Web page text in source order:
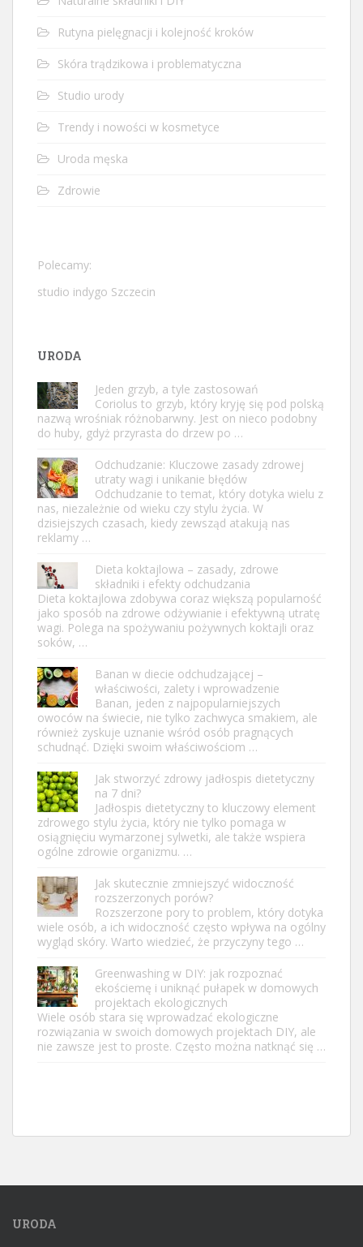
Rutyna pielęgnacji i kolejność kroków
Skóra trądzikowa i problematyczna
Studio urody
Trendy i nowości w kosmetyce
Uroda męska
Zdrowie
Polecamy:
studio indygo Szczecin
URODA
Jeden grzyb, a tyle zastosowań
Coriolus to grzyb, który kryję się pod polską
nazwą wrośniak różnobarwny. Jest on nieco podobny
do huby, gdyż przyrasta do drzew po …
Odchudzanie: Kluczowe zasady zdrowej
utraty wagi i unikanie błędów
Odchudzanie to temat, który dotyka wielu z
nas, niezależnie od wieku czy stylu życia. W
dzisiejszych czasach, kiedy zewsząd atakują nas
reklamy …
Dieta koktajlowa – zasady, zdrowe
składniki i efekty odchudzania
Dieta koktajlowa zdobywa coraz większą popularność
jako sposób na zdrowe odżywianie i efektywną utratę
wagi. Polega na spożywaniu pożywnych koktajli oraz
soków, …
Banan w diecie odchudzającej –
właściwości, zalety i wprowadzenie
Banan, jeden z najpopularniejszych
owoców na świecie, nie tylko zachwyca smakiem, ale
również zyskuje uznanie wśród osób pragnących
schudnąć. Dzięki swoim właściwościom …
Jak stworzyć zdrowy jadłospis dietetyczny
na 7 dni?
Jadłospis dietetyczny to kluczowy element
zdrowego stylu życia, który nie tylko pomaga w
osiągnięciu wymarzonej sylwetki, ale także wspiera
ogólne zdrowie organizmu. …
Jak skutecznie zmniejszyć widoczność
rozszerzonych porów?
Rozszerzone pory to problem, który dotyka
wiele osób, a ich widoczność często wpływa na ogólny
wygląd skóry. Warto wiedzieć, że przyczyny tego …
Greenwashing w DIY: jak rozpoznać
ekościemę i uniknąć pułapek w domowych
projektach ekologicznych
Wiele osób stara się wprowadzać ekologiczne
rozwiązania w swoich domowych projektach DIY, ale
nie zawsze jest to proste. Często można natknąć się …
URODA